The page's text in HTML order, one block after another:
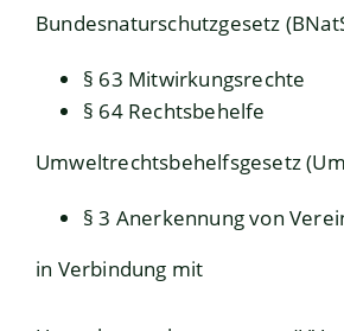
Bundesnaturschutzgesetz
§ 63 Mitwirkungsrechte
§ 64 Rechtsbehelfe
Umweltrechtsbehelfsgesetz
§ 3 Anerkennung von
in Verbindung mit